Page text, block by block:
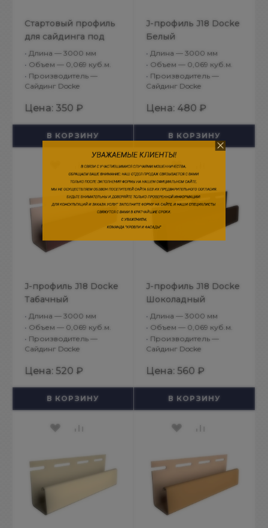
Стартовый профиль
для сайдинга под
камень
• Длина — 3000 мм
• Объем — 0,069 куб.м.
• Производитель —
Сайдинг Docke
Цена: 350 ₽
В КОРЗИНУ
J-профиль J18 Docke
Белый
• Длина — 3000 мм
• Объем — 0,069 куб.м.
• Производитель —
Сайдинг Docke
Цена: 480 ₽
В КОРЗИНУ
J-профиль J18 Docke
Табачный
• Длина — 3000 мм
• Объем — 0,069 куб.м.
• Производитель —
Сайдинг Docke
Цена: 520 ₽
В КОРЗИНУ
J-профиль J18 Docke
Шоколадный
• Длина — 3000 мм
• Объем — 0,069 куб.м.
• Производитель —
Сайдинг Docke
Цена: 560 ₽
В КОРЗИНУ